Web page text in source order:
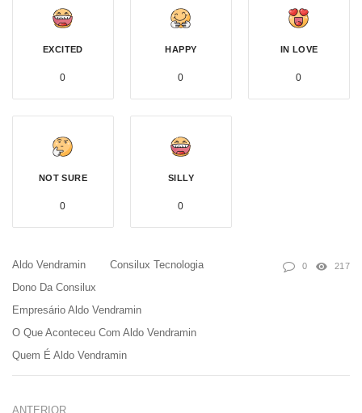
EXCITED
0
HAPPY
0
IN LOVE
0
NOT SURE
0
SILLY
0
Aldo Vendramin
Consilux Tecnologia
Dono Da Consilux
Empresário Aldo Vendramin
O Que Aconteceu Com Aldo Vendramin
Quem É Aldo Vendramin
0 217
ANTERIOR